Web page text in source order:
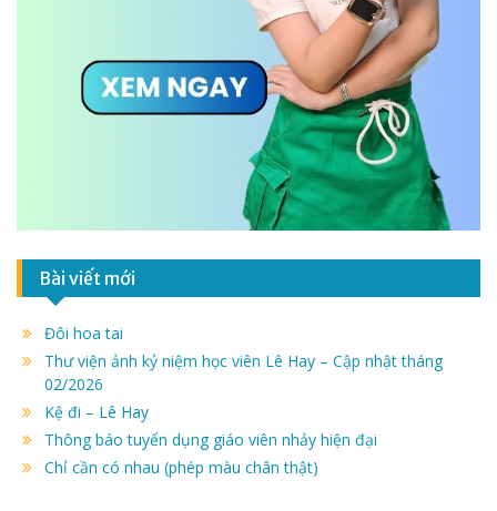
Bài viết mới
Đôi hoa tai
Thư viện ảnh kỷ niệm học viên Lê Hay – Cập nhật tháng
02/2026
Kệ đi – Lê Hay
Thông báo tuyển dụng giáo viên nhảy hiện đại
Chỉ cần có nhau (phép màu chân thật)